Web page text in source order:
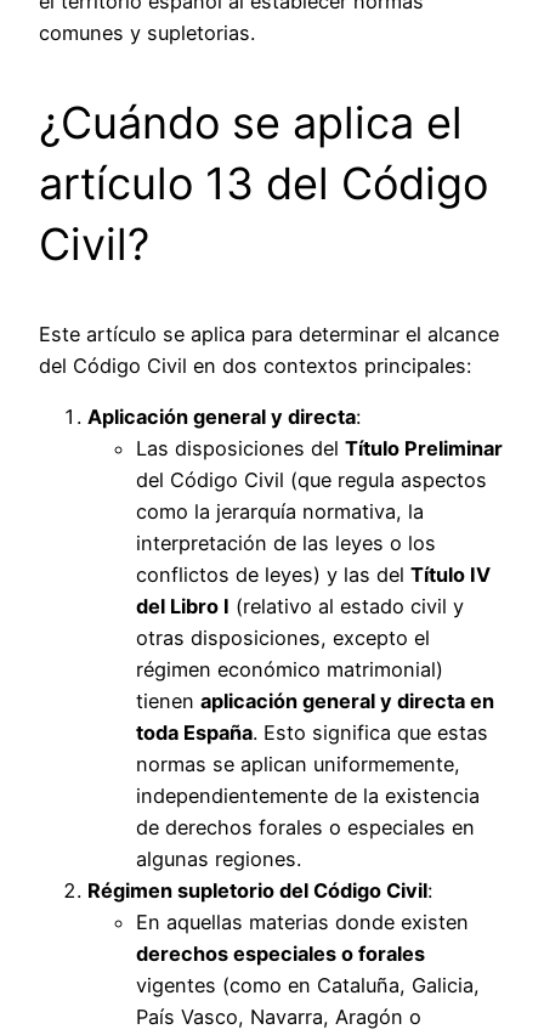
comunes y supletorias.
¿Cuándo se aplica el
artículo 13 del Código
Civil?
Este artículo se aplica para determinar el alcance
del Código Civil en dos contextos principales:
Aplicación general y directa:
Las disposiciones del Título Preliminar
del Código Civil (que regula aspectos
como la jerarquía normativa, la
interpretación de las leyes o los
conflictos de leyes) y las del Título IV
del Libro I (relativo al estado civil y
otras disposiciones, excepto el
régimen económico matrimonial)
tienen aplicación general y directa en
toda España. Esto significa que estas
normas se aplican uniformemente,
independientemente de la existencia
de derechos forales o especiales en
algunas regiones.
Régimen supletorio del Código Civil:
En aquellas materias donde existen
derechos especiales o forales
vigentes (como en Cataluña, Galicia,
País Vasco, Navarra, Aragón o